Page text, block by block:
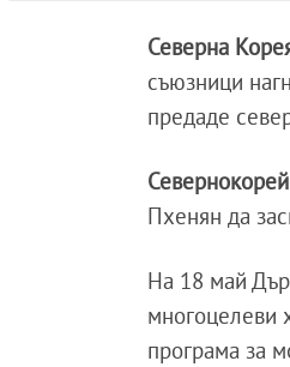
Северна
съюзници
предаде
Пхенян да
На 18 май
многоцелеви
програма за